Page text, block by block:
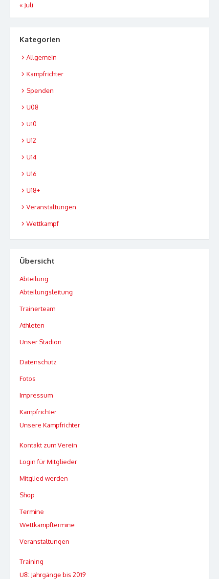
« Juli
Kategorien
Allgemein
Kampfrichter
Spenden
U08
U10
U12
U14
U16
U18+
Veranstaltungen
Wettkampf
Übersicht
Abteilung
Abteilungsleitung
Trainerteam
Athleten
Unser Stadion
Datenschutz
Fotos
Impressum
Kampfrichter
Unsere Kampfrichter
Kontakt zum Verein
Login für Mitglieder
Mitglied werden
Shop
Termine
Wettkampftermine
Veranstaltungen
Training
U8: Jahrgänge bis 2019